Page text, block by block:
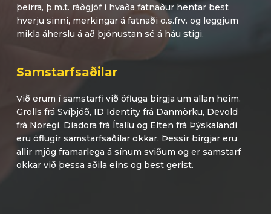
þeirra, þ.m.t. ráðgjöf í hvaða fatnaður hentar best
hverju sinni, merkingar á fatnaði o.s.frv. og leggjum
mikla áherslu á að þjónustan sé á háu stigi.
Samstarfsaðilar
Við erum í samstarfi við öfluga birgja um allan heim.
Grolls frá Svíþjóð, ID Identity frá Danmörku, Devold
frá Noregi, Diadora frá Ítalíu og Elten frá Þýskalandi
eru öflugir samstarfsaðilar okkar. Þessir birgjar eru
allir mjög framarlega á sínum sviðum og er samstarf
okkar við þessa aðila eins og best gerist.